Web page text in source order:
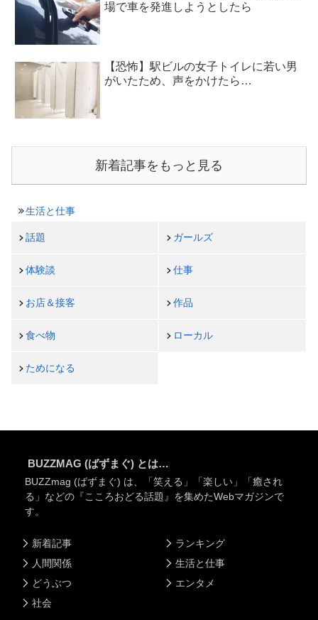
場で車を発進しようとしたら
【恐怖】駅ビルの女子トイレに若い男
がいたため、声をかけたら…
新着記事をもっと見る
生活と仕事
話題 ガールズ
体験談 仕事
お店＆接客 作品
食べ物 ローカル
ためになる
BUZZMAG (ばずまぐ) とは…
BUZZmag (ばずまぐ) は、「笑える」「楽しい」「癒され
る」などの『こころおどる話題』を集めたWebマガジンで
す。
新着記事
人間関係
どうぶつ
社会
ランキング
生活と仕事
エンタメ